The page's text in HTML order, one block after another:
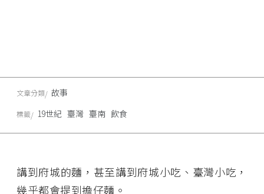
講到府城的麵，甚至講到府城小吃、臺灣小吃，
幾乎都會提到擔仔麵。
文章分類 故事
標籤 19世紀 臺灣 臺南 飲食